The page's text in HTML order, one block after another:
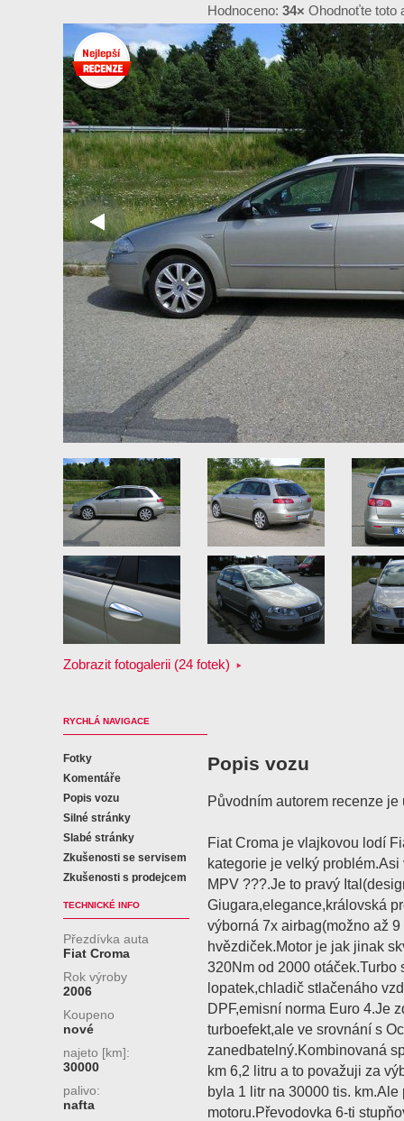
Hodnoceno: 34× Ohodnoťte toto
Zobrazit fotogalerii (24 fotek)
RYCHLÁ NAVIGACE
Fotky
Komentáře
Popis vozu
Silné stránky
Slabé stránky
Zkušenosti se servisem
Zkušenosti s prodejcem
TECHNICKÉ INFO
Přezdívka auta
Fiat Croma
Rok výroby
2006
Koupeno
nové
najeto [km]:
30000
palivo:
nafta
Popis vozu
Původním autorem recenze
Fiat Croma je vlajkovou lodí
kategorie je velký
MPV ???.Je to pravý
Giugara,elegance,královská
výborná 7x airbag(možno až
hvězdiček.Motor je jak jinak
320Nm od 2000 otáček.Turbo
lopatek,chladič stlačenáho
DPF,emisní norma Euro 4.Je
turboefekt,ale ve srovnání s
zanedbatelný.Kombinovaná
km 6,2 litru a to považuji za
byla 1 litr na 30000 tis.
motoru.Převodovka 6-ti